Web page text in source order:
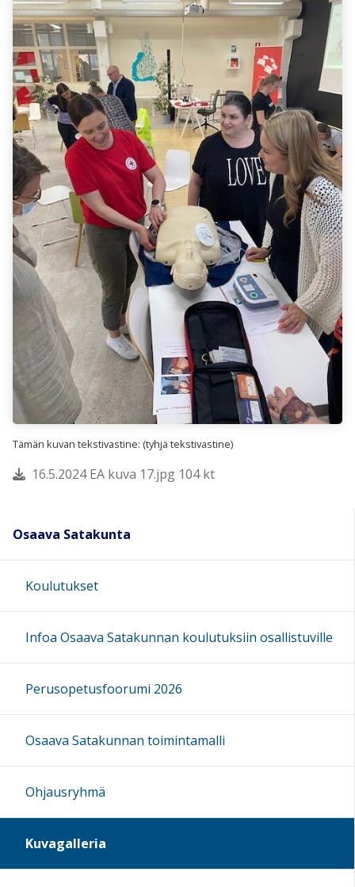
Tämän kuvan tekstivastine: (tyhjä tekstivastine)
16.5.2024 EA kuva 17.jpg 104 kt
Osaava Satakunta
Koulutukset
Infoa Osaava Satakunnan koulutuksiin osallistuville
Perusopetusfoorumi 2026
Osaava Satakunnan toimintamalli
Ohjausryhmä
Kuvagalleria